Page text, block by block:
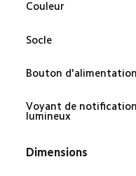
Couleur
Socle
Bouton d'alimentation
Voyant de notification
lumineux
Dimensions